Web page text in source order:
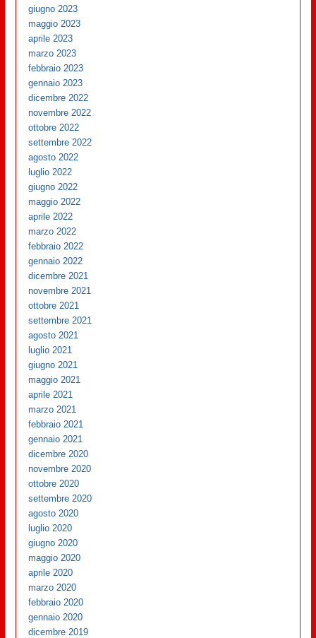
giugno 2023
maggio 2023
aprile 2023
marzo 2023
febbraio 2023
gennaio 2023
dicembre 2022
novembre 2022
ottobre 2022
settembre 2022
agosto 2022
luglio 2022
giugno 2022
maggio 2022
aprile 2022
marzo 2022
febbraio 2022
gennaio 2022
dicembre 2021
novembre 2021
ottobre 2021
settembre 2021
agosto 2021
luglio 2021
giugno 2021
maggio 2021
aprile 2021
marzo 2021
febbraio 2021
gennaio 2021
dicembre 2020
novembre 2020
ottobre 2020
settembre 2020
agosto 2020
luglio 2020
giugno 2020
maggio 2020
aprile 2020
marzo 2020
febbraio 2020
gennaio 2020
dicembre 2019